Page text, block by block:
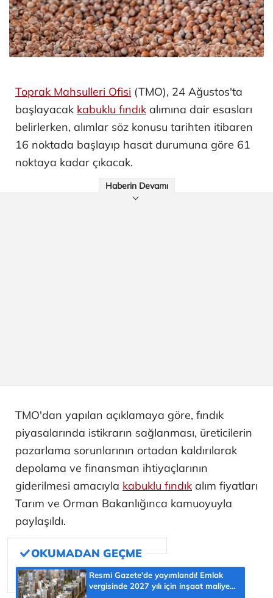
Toprak Mahsulleri Ofisi (TMO), 24 Ağustos'ta
başlayacak kabuklu fındık alımına dair esasları
belirlerken, alımlar söz konusu tarihten itibaren
16 noktada başlayıp hasat durumuna göre 61
noktaya kadar çıkacak.
Haberin Devamı
TMO'dan yapılan açıklamaya göre, fındık
piyasalarında istikrarın sağlanması, üreticilerin
pazarlama sorunlarının ortadan kaldırılarak
depolama ve finansman ihtiyaçlarının
giderilmesi amacıyla kabuklu fındık alım fiyatları
Tarım ve Orman Bakanlığınca kamuoyuyla
paylaşıldı.
Resmi Gazete'de yayımlandı! Emlak
vergisinde 2027 yılı için inşaat maliyet